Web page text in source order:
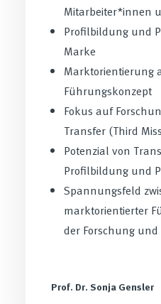
Mitarbeiter*innen
Profilbildung und
Marke
Marktorientierung
Führungskonzept
Fokus auf
Transfer (Third
Potenzial von
Profilbildung und
Spannungsfeld
marktorientierter
der Forschung und
Prof. Dr. Sonja Gensler